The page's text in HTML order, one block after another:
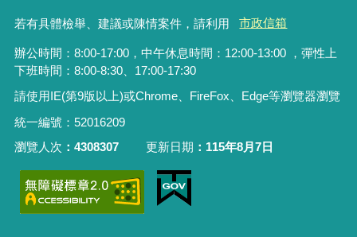
若有具體檢舉、建議或陳情案件，請利用 市政信箱
辦公時間：8:00-17:00，中午休息時間：12:00-13:00 ，彈性上
下班時間：8:00-8:30、17:00-17:30
請使用IE(第9版以上)或Chrome、FireFox、Edge等瀏覽器瀏覽
統一編號：52016209
瀏覽人次
4308307 更新日期 115年8月7日